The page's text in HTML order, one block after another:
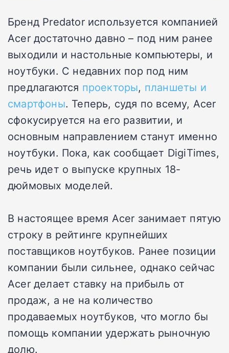
Бренд Predator используется компанией
Acer достаточно давно – под ним ранее
выходили и настольные компьютеры, и
ноутбуки. С недавних пор под ним
предлагаются проекторы, планшеты и
смартфоны. Теперь, судя по всему, Acer
сфокусируется на его развитии, и
основным направлением станут именно
ноутбуки. Пока, как сообщает DigiTimes,
речь идет о выпуске крупных 18-
дюймовых моделей.
В настоящее время Acer занимает пятую
строку в рейтинге крупнейших
поставщиков ноутбуков. Ранее позиции
компании были сильнее, однако сейчас
Acer делает ставку на прибыль от
продаж, а не на количество
продаваемых ноутбуков, что могло бы
помощь компании удержать рыночную
долю.